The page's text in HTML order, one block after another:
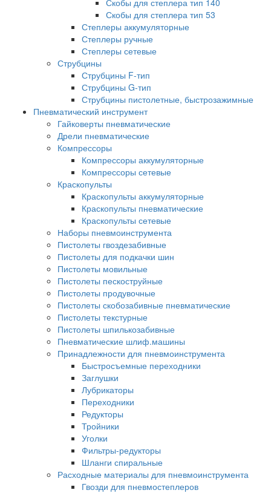
Скобы для степлера тип 140
Скобы для степлера тип 53
Степлеры аккумуляторные
Степлеры ручные
Степлеры сетевые
Струбцины
Струбцины F-тип
Струбцины G-тип
Струбцины пистолетные, быстрозажимные
Пневматический инструмент
Гайковерты пневматические
Дрели пневматические
Компрессоры
Компрессоры аккумуляторные
Компрессоры сетевые
Краскопульты
Краскопульты аккумуляторные
Краскопульты пневматические
Краскопульты сетевые
Наборы пневмоинструмента
Пистолеты гвоздезабивные
Пистолеты для подкачки шин
Пистолеты мовильные
Пистолеты пескоструйные
Пистолеты продувочные
Пистолеты скобозабивные пневматические
Пистолеты текстурные
Пистолеты шпилькозабивные
Пневматические шлиф.машины
Принадлежности для пневмоинструмента
Быстросъемные переходники
Заглушки
Лубрикаторы
Переходники
Редукторы
Тройники
Уголки
Фильтры-редукторы
Шланги спиральные
Расходные материалы для пневмоинструмента
Гвозди для пневмостеплеров